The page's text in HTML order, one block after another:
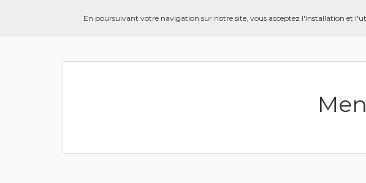
En poursuivant votre navigation sur notre site, vous acceptez l'installation et